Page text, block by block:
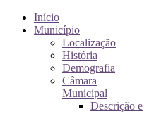
Início
Município
Localização
História
Demografia
Câmara
Municipal
Descrição e